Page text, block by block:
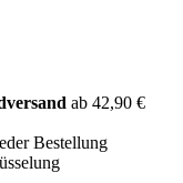
ab 42,90 €
Bestellung